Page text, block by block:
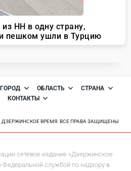
ГОРОД ОБЛАСТЬ
СТРАНА
КОНТАКТЫ
ДЗЕРЖИНСКОЕ ВРЕМЯ. ВСЕ ПРАВА ЗАЩИЩЕНЫ
сетевое издание «Дзержинское
Федеральной службой по надзору в